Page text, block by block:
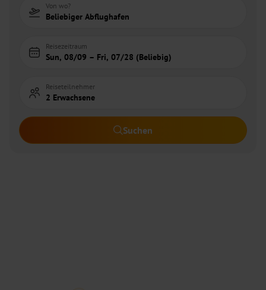
Von wo?
Beliebiger Abflughafen
Reisezeitraum
Sun, 08/09 – Fri, 07/28 (Beliebig)
Reiseteilnehmer
2 Erwachsene
Suchen